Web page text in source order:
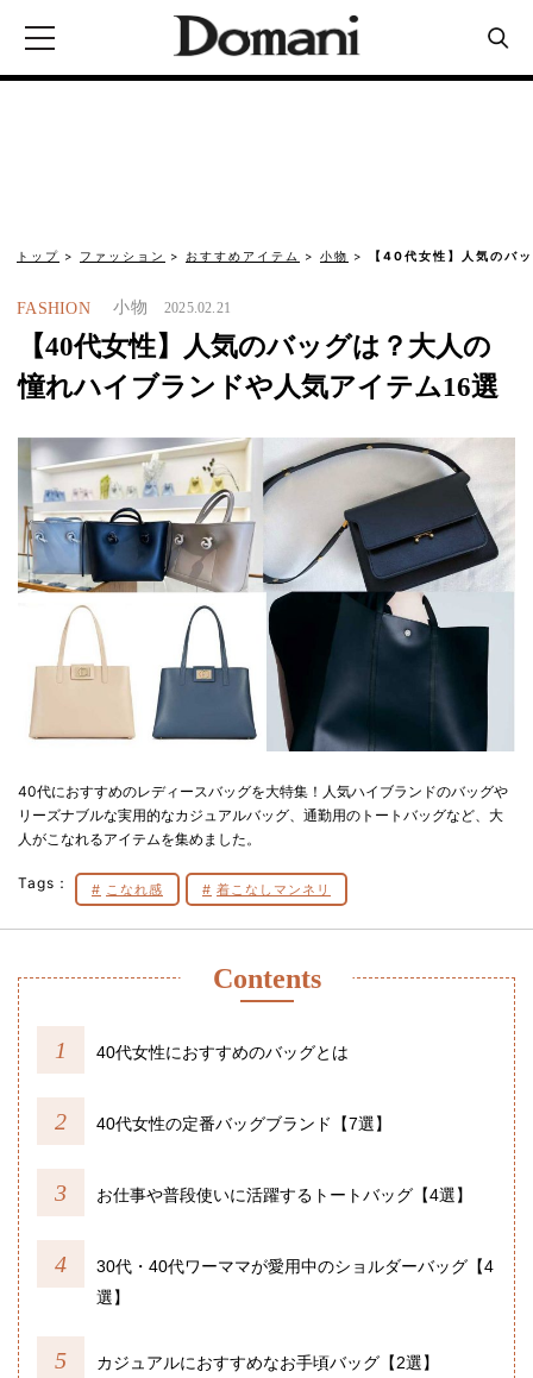
トップ ファッション おすすめアイテム 小物 【40代女性】人気のバ
FASHION 小物 2025.02.21
【40代女性】人気のバッグは？大人の
憧れハイブランドや人気アイテム16選
40代におすすめのレディースバッグを大特集！人気ハイブランドのバッグや
リーズナブルな実用的なカジュアルバッグ、通勤用のトートバッグなど、大
人がこなれるアイテムを集めました。
Tags： こなれ感 着こなしマンネリ
Contents
40代女性におすすめのバッグとは
40代女性の定番バッグブランド【7選】
お仕事や普段使いに活躍するトートバッグ【4選】
30代・40代ワーママが愛用中のショルダーバッグ【4
選】
カジュアルにおすすめなお手頃バッグ【2選】